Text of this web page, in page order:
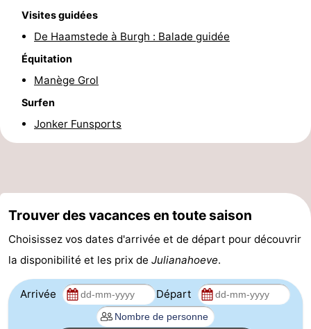
van
Schouwen
Veere
Nature
Oranjezon
Oostkapelle
Nature
Mantelingen
Zoutelande
-
Vlissingen
Middelburg
Météo
Contact
Visites guidées
De Haamstede à Burgh : Balade guidée
Équitation
Manège Grol
Surfen
Jonker Funsports
Trouver des vacances en toute saison
Choisissez vos dates d'arrivée et de départ pour découvrir
la disponibilité et les prix de Julianahoeve.
Arrivée Départ